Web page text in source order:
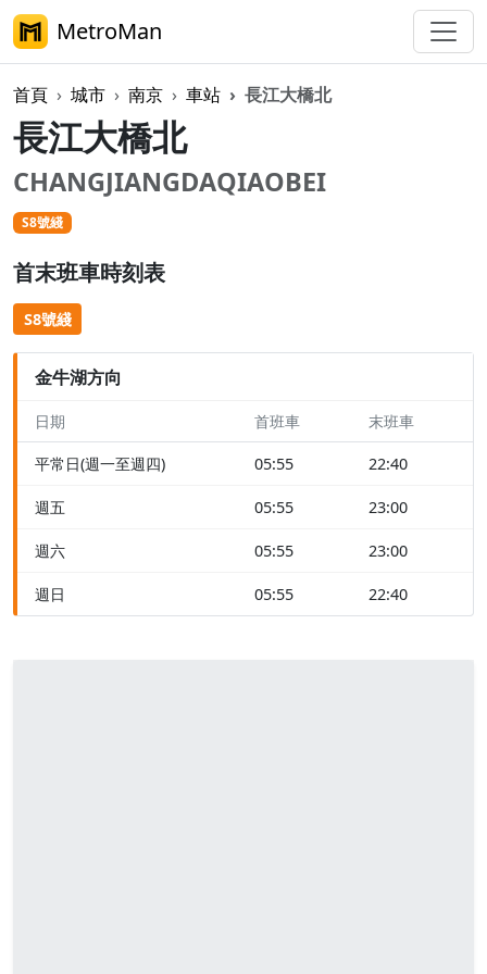
MetroMan
首頁 城市 南京 車站 長江大橋北
長江大橋北
CHANGJIANGDAQIAOBEI
S8號綫
首末班車時刻表
S8號綫
金牛湖方向
日期 首班車 末班車
平常日(週一至週四) 05:55 22:40
週五 05:55 23:00
週六 05:55 23:00
週日 05:55 22:40